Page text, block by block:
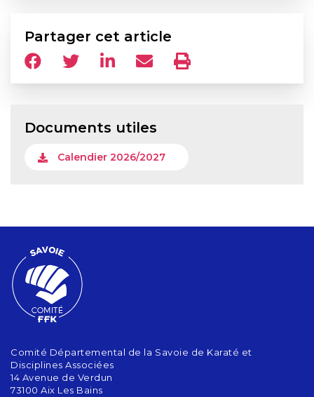
Partager cet article
Documents utiles
Calendier 2026/2027
Comité Départemental de la Savoie de Karaté et
Disciplines Associées
14 Avenue de Verdun
73100 Aix Les Bains